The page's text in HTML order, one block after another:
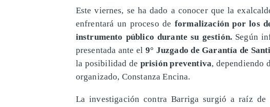
Este viernes, se ha dado a conocer que la
enfrentará un proceso de formalización por los
instrumento público durante su gestión. Según
presentada ante el 9° Juzgado de Garantía de
la posibilidad de prisión preventiva, dependiendo
organizado, Constanza Encina.
​La investigación contra Barriga surgió a raíz de